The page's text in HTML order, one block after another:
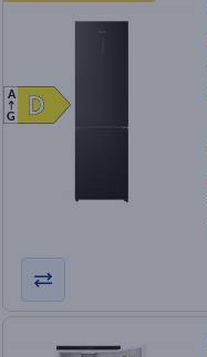
D
D
A
G